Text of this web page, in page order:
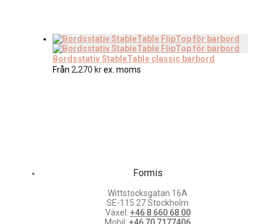
Bordsstativ StableTable classic barbord
Från 2,270 krex. moms
Formis
Wittstocksgatan 16A
SE-115 27 Stockholm
Växel: +46 8 660 68 00